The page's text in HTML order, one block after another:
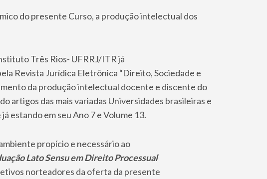
do presente Curso, a produção intelectual dos
Três Rios- UFRRJ/ITR já
Revista Jurídica Eletrônica “Direito, Sociedade e
da produção intelectual docente e discente do
artigos das mais variadas Universidades brasileiras e
estando em seu Ano 7 e Volume 13.
propício e necessário ao
Lato Sensu em Direito Processual
norteadores da oferta da presente